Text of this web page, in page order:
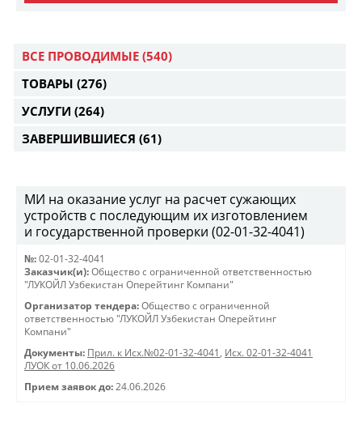
ВСЕ ПРОВОДИМЫЕ (540)
ТОВАРЫ (276)
УСЛУГИ (264)
ЗАВЕРШИВШИЕСЯ (61)
МИ на оказание услуг на расчет сужающих
устройств с последующим их изготовлением
и государственной проверки (02-01-32-4041)
№: 02-01-32-4041
Заказчик(и): Общество с ограниченной ответственностью
"ЛУКОЙЛ Узбекистан Оперейтинг Компани"
Организатор тендера: Общество с ограниченной
ответственностью "ЛУКОЙЛ Узбекистан Оперейтинг
Компани"
Документы: Прил. к Исх.№02-01-32-4041 , Исх. 02-01-32-4041
ЛУОК от 10.06.2026
Прием заявок до: 24.06.2026